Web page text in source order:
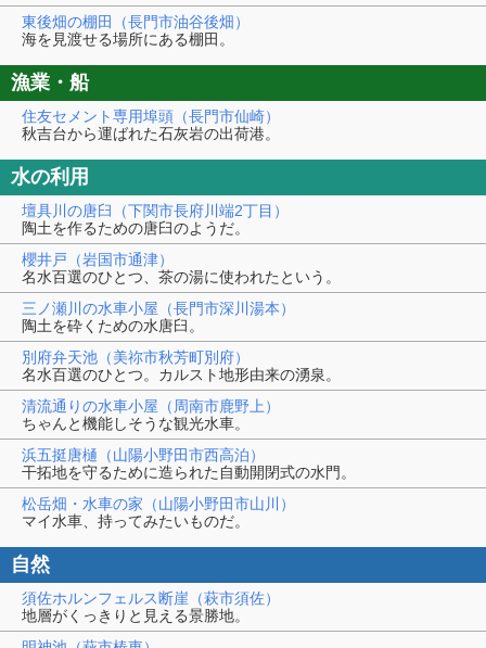
東後畑の棚田（長門市油谷後畑）
海を見渡せる場所にある棚田。
漁業・船
住友セメント専用埠頭（長門市仙崎）
秋吉台から運ばれた石灰岩の出荷港。
水の利用
壇具川の唐臼（下関市長府川端2丁目）
陶土を作るための唐臼のようだ。
櫻井戸（岩国市通津）
名水百選のひとつ、茶の湯に使われたという。
三ノ瀬川の水車小屋（長門市深川湯本）
陶土を砕くための水唐臼。
別府弁天池（美祢市秋芳町別府）
名水百選のひとつ。カルスト地形由来の湧泉。
清流通りの水車小屋（周南市鹿野上）
ちゃんと機能しそうな観光水車。
浜五挺唐樋（山陽小野田市西高泊）
干拓地を守るために造られた自動開閉式の水門。
松岳畑・水車の家（山陽小野田市山川）
マイ水車、持ってみたいものだ。
自然
須佐ホルンフェルス断崖（萩市須佐）
地層がくっきりと見える景勝地。